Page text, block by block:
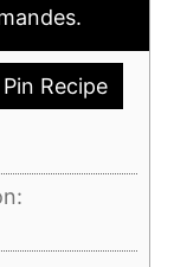
Pin Recipe